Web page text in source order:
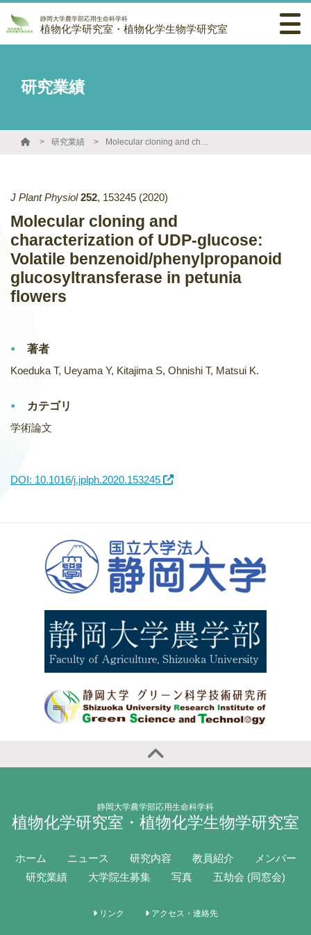
静岡大学農学部応用生命科学科
植物化学研究室・植物化学生物学研究室
研究業績
研究業績 Molecular cloning and characterization of UDP-glucose: Volatile benzenoid/phenylpropanoid glucosyltransferase in petunia flowers
J Plant Physiol 252, 153245 (2020)
Molecular cloning and
characterization of UDP-glucose:
Volatile benzenoid/phenylpropanoid
glucosyltransferase in petunia
flowers
著者
Koeduka T, Ueyama Y, Kitajima S, Ohnishi T, Matsui K.
カテゴリ
学術論文
DOI: 10.1016/j.jplph.2020.153245
静岡大学農学部応用生命科学科
植物化学研究室・植物化学生物学研究室
ホーム ニュース 研究内容 教員紹介
メンバー
研究業績
大学院生募集 写真 五劫会 (同窓会)
リンク アクセス・連絡先